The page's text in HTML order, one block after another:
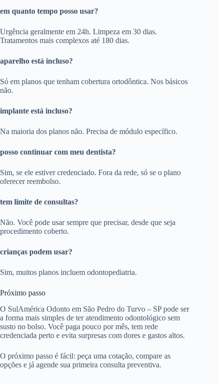
em quanto tempo posso usar?
Urgência geralmente em 24h. Limpeza em 30 dias.
Tratamentos mais complexos até 180 dias.
aparelho está incluso?
Só em planos que tenham cobertura ortodôntica. Nos básicos
não.
implante está incluso?
Na maioria dos planos não. Precisa de módulo específico.
posso continuar com meu dentista?
Sim, se ele estiver credenciado. Fora da rede, só se o plano
oferecer reembolso.
tem limite de consultas?
Não. Você pode usar sempre que precisar, desde que seja
procedimento coberto.
crianças podem usar?
Sim, muitos planos incluem odontopediatria.
Próximo passo
O SulAmérica Odonto em São Pedro do Turvo – SP pode ser
a forma mais simples de ter atendimento odontológico sem
susto no bolso. Você paga pouco por mês, tem rede
credenciada perto e evita surpresas com dores e gastos altos.
O próximo passo é fácil: peça uma cotação, compare as
opções e já agende sua primeira consulta preventiva.